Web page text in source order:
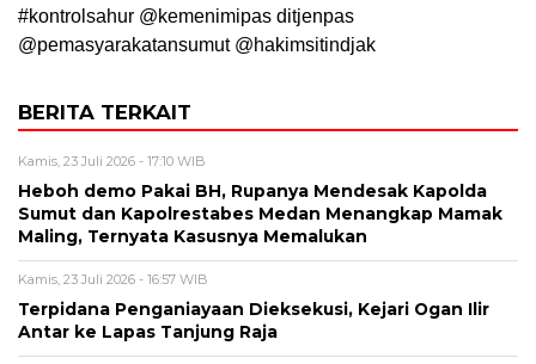
#kontrolsahur @kemenimipas ditjenpas
@pemasyarakatansumut @hakimsitindjak
BERITA TERKAIT
Kamis, 23 Juli 2026 - 17:10 WIB
Heboh demo Pakai BH, Rupanya Mendesak Kapolda
Sumut dan Kapolrestabes Medan Menangkap Mamak
Maling, Ternyata Kasusnya Memalukan
Kamis, 23 Juli 2026 - 16:57 WIB
Terpidana Penganiayaan Dieksekusi, Kejari Ogan Ilir
Antar ke Lapas Tanjung Raja